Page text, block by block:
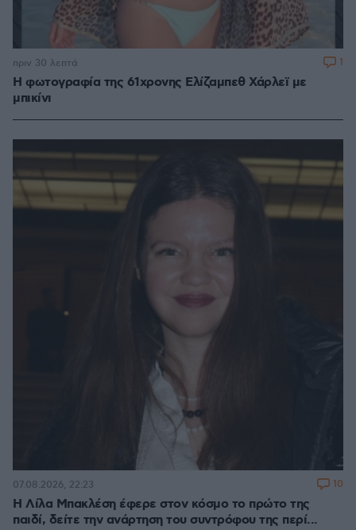
Η φωτογραφία της 61χρονης Ελίζαμπεθ Χάρλεϊ με
μπικίνι
πριν 30 λεπτά 1
Η Λίλα Μπακλέση έφερε στον κόσμο το πρώτο της
παιδί, δείτε την ανάρτηση του συντρόφου της περί...
07.08.2026, 22:23 10